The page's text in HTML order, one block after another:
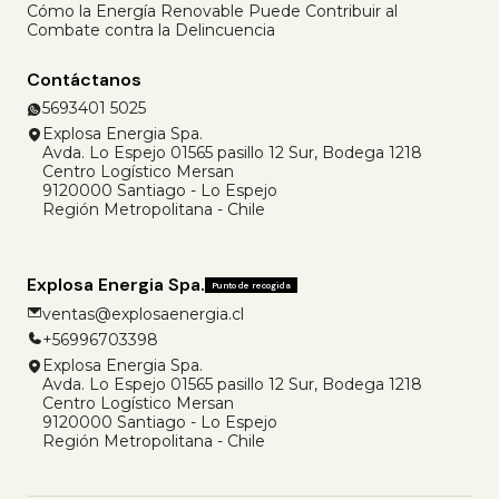
Cómo la Energía Renovable Puede Contribuir al
Combate contra la Delincuencia
Contáctanos
5693401 5025
Explosa Energia Spa.
Avda. Lo Espejo 01565 pasillo 12 Sur, Bodega 1218
Centro Logístico Mersan
9120000 Santiago - Lo Espejo
Región Metropolitana - Chile
Explosa Energia Spa. Punto de recogida
ventas@explosaenergia.cl
+56996703398
Explosa Energia Spa.
Avda. Lo Espejo 01565 pasillo 12 Sur, Bodega 1218
Centro Logístico Mersan
9120000 Santiago - Lo Espejo
Región Metropolitana - Chile